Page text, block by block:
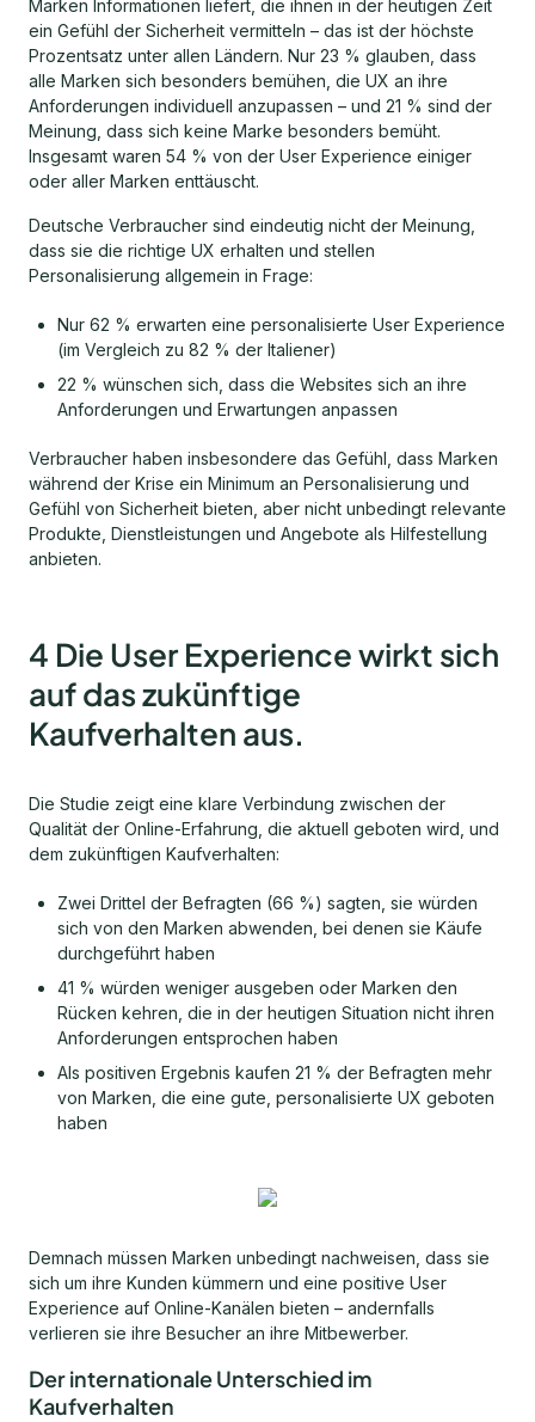
Marken Informationen liefert, die ihnen in der heutigen Zeit
ein Gefühl der Sicherheit vermitteln – das ist der höchste
Prozentsatz unter allen Ländern. Nur 23 % glauben, dass
alle Marken sich besonders bemühen, die UX an ihre
Anforderungen individuell anzupassen – und 21 % sind der
Meinung, dass sich keine Marke besonders bemüht.
Insgesamt waren 54 % von der User Experience einiger
oder aller Marken enttäuscht.
Deutsche Verbraucher sind eindeutig nicht der Meinung,
dass sie die richtige UX erhalten und stellen
Personalisierung allgemein in Frage:
Nur 62 % erwarten eine personalisierte User Experience
(im Vergleich zu 82 % der Italiener)
22 % wünschen sich, dass die Websites sich an ihre
Anforderungen und Erwartungen anpassen
Verbraucher haben insbesondere das Gefühl, dass Marken
während der Krise ein Minimum an Personalisierung und
Gefühl von Sicherheit bieten, aber nicht unbedingt relevante
Produkte, Dienstleistungen und Angebote als Hilfestellung
anbieten.
4 Die User Experience wirkt sich
auf das zukünftige
Kaufverhalten aus.
Die Studie zeigt eine klare Verbindung zwischen der
Qualität der Online-Erfahrung, die aktuell geboten wird, und
dem zukünftigen Kaufverhalten:
Zwei Drittel der Befragten (66 %) sagten, sie würden
sich von den Marken abwenden, bei denen sie Käufe
durchgeführt haben
41 % würden weniger ausgeben oder Marken den
Rücken kehren, die in der heutigen Situation nicht ihren
Anforderungen entsprochen haben
Als positiven Ergebnis kaufen 21 % der Befragten mehr
von Marken, die eine gute, personalisierte UX geboten
haben
Demnach müssen Marken unbedingt nachweisen, dass sie
sich um ihre Kunden kümmern und eine positive User
Experience auf Online-Kanälen bieten – andernfalls
verlieren sie ihre Besucher an ihre Mitbewerber.
Der internationale Unterschied im
Kaufverhalten